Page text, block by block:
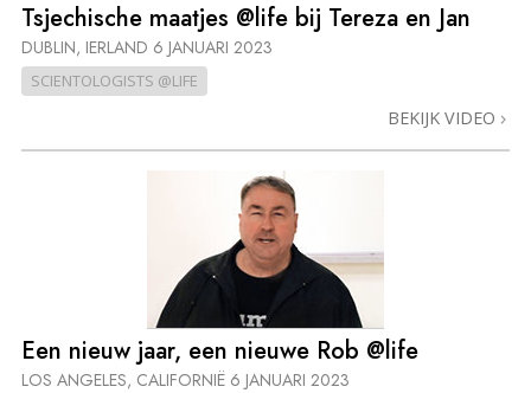
Tsjechische maatjes @life bij Tereza en Jan
DUBLIN, IERLAND 6 JANUARI 2023
SCIENTOLOGISTS @LIFE
BEKIJK VIDEO
Een nieuw jaar, een nieuwe Rob @life
LOS ANGELES, CALIFORNIË 6 JANUARI 2023